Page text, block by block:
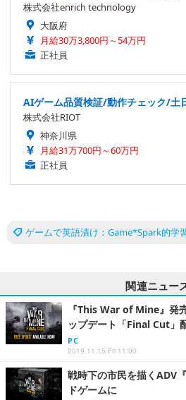
株式会社enrich technology
大阪府
月給30万3,800円～54万円
正社員
AIゲーム品質検証/動作チェック/土
株式会社RIOT
神奈川県
月給31万700円～60万円
正社員
ゲームで英語漬け：Game*Spark的学
関連ニュー
『This War of Mine』発
ップデート「Final Cut」
PC
2019.11.15 Fri 11:00
戦時下の市民を描くADV
ドゲームに